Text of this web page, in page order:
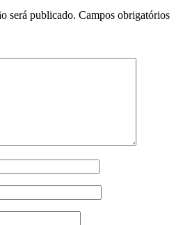
será publicado. Campos obrigatórios